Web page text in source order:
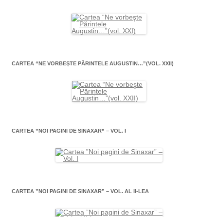
CARTEA “NE VORBEŞTE PĂRINTELE AUGUSTIN…”(VOL. XXII)
CARTEA ”NOI PAGINI DE SINAXAR” – VOL. I
CARTEA ”NOI PAGINI DE SINAXAR” – VOL. AL II-LEA